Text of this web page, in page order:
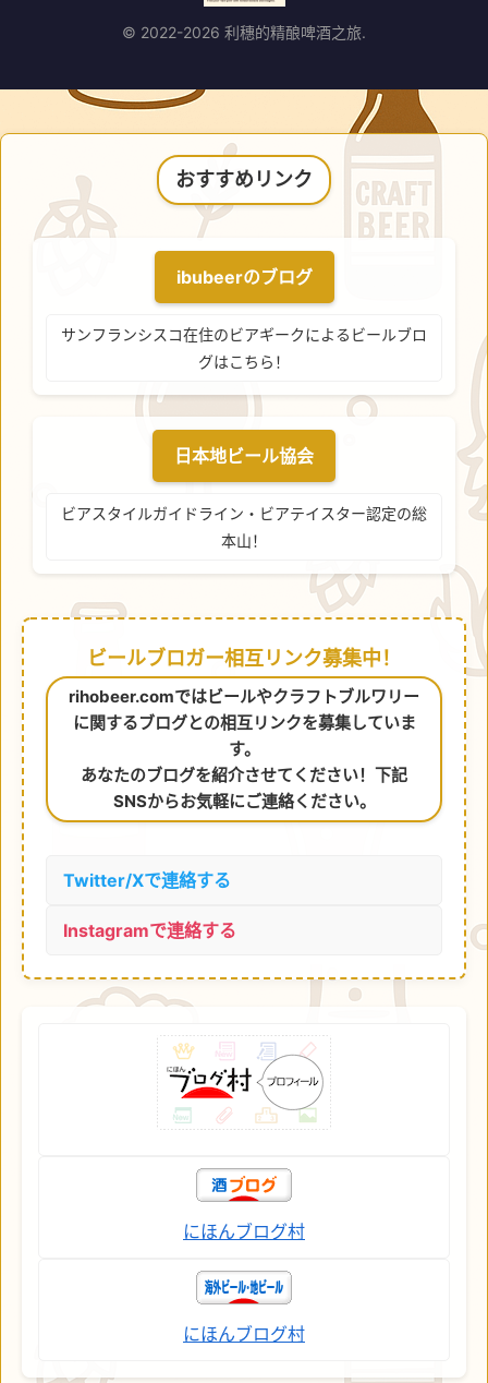
© 2022-2026 利穗的精酿啤酒之旅.
おすすめリンク
ibubeerのブログ
サンフランシスコ在住のビアギークによるビールブロ
グはこちら！
日本地ビール協会
ビアスタイルガイドライン・ビアテイスター認定の総
本山！
ビールブロガー相互リンク募集中！
rihobeer.comではビールやクラフトブルワリー
に関するブログとの相互リンクを募集していま
す。
あなたのブログを紹介させてください！下記
SNSからお気軽にご連絡ください。
Twitter/Xで連絡する
Instagramで連絡する
にほんブログ村
にほんブログ村